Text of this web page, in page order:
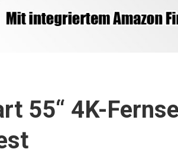
55“ 4K-